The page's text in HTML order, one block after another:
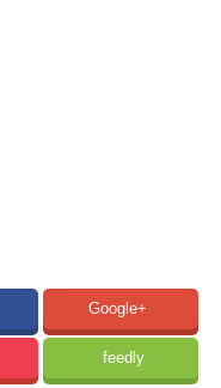
Google+
feedly